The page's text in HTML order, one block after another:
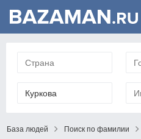
База людей Поиск по фамилии